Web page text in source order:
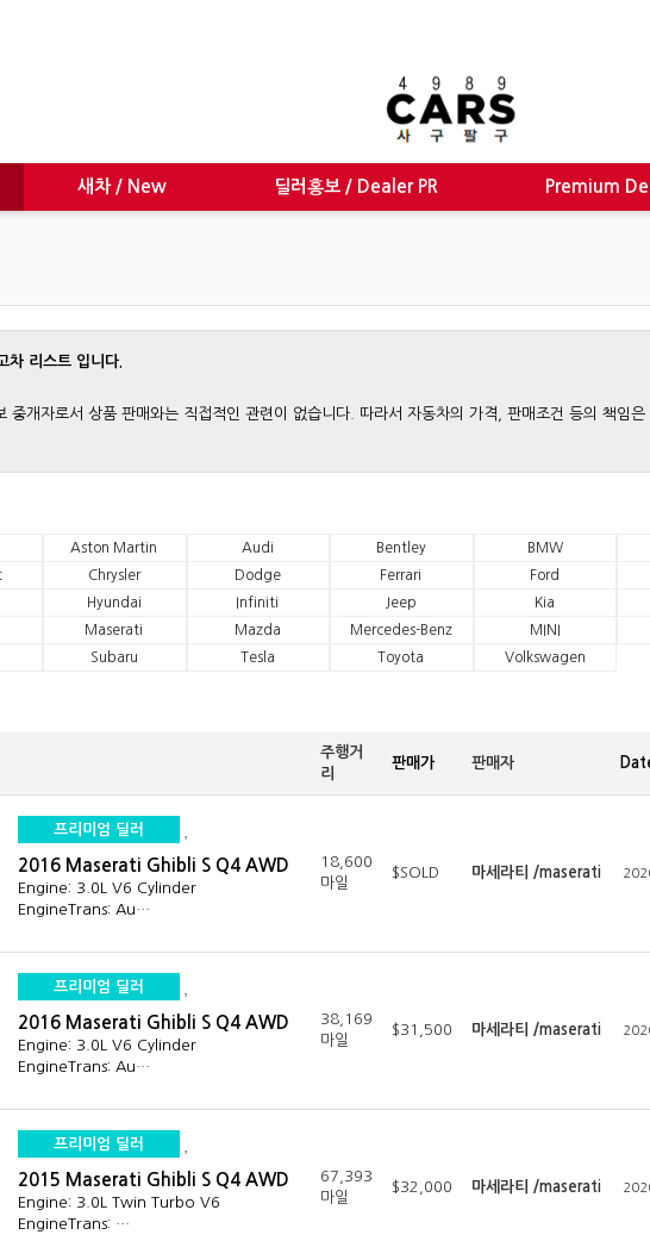
새차 / New 딜러홍보 / Dealer PR Premium
차 리스트 입니다.
개자로서 상품 판매와는 직접적인 관련이 없습니다. 따라서 자동차의 가격, 판매조건 등의 책임은
Aston Martin Audi Bentley BMW
Chrysler Dodge Ferrari Ford
Hyundai Infiniti Jeep Kia
Maserati Mazda Mercedes-Benz MINI
Subaru Tesla Toyota Volkswagen
주행거
리
판매가 판매자
프리미엄 딜러
2016 Maserati Ghibli S Q4 AWD
Engine: 3.0L V6 Cylinder
EngineTrans: Au…
18,600
마일
$SOLD 마세라티 /maserati
프리미엄 딜러
2016 Maserati Ghibli S Q4 AWD
Engine: 3.0L V6 Cylinder
EngineTrans: Au…
38,169
마일
$31,500 마세라티 /maserati
프리미엄 딜러
2015 Maserati Ghibli S Q4 AWD
Engine: 3.0L Twin Turbo V6
EngineTrans: …
67,393
마일
$32,000 마세라티 /maserati